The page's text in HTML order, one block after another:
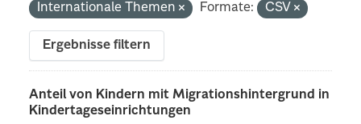
Internationale Themen
Formate: CSV
Ergebnisse filtern
Anteil von Kindern mit Migrationshintergrund in
Kindertageseinrichtungen